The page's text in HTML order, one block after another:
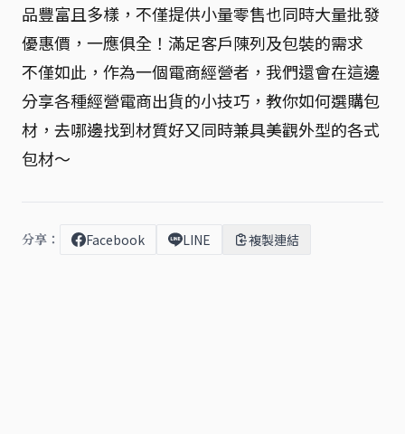
品豐富且多樣，不僅提供小量零售也同時大量批發
優惠價，一應俱全！滿足客戶陳列及包裝的需求
不僅如此，作為一個電商經營者，我們還會在這邊
分享各種經營電商出貨的小技巧，教你如何選購包
材，去哪邊找到材質好又同時兼具美觀外型的各式
包材～
分享： Facebook LINE 複製連結